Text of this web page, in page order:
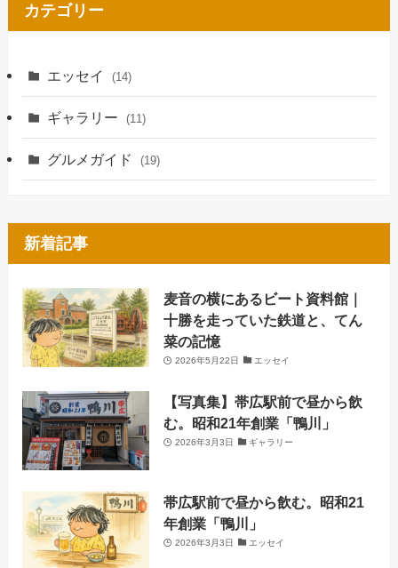
カテゴリー
エッセイ (14)
ギャラリー (11)
グルメガイド (19)
新着記事
麦音の横にあるビート資料館｜
十勝を走っていた鉄道と、てん
菜の記憶
2026年5月22日 エッセイ
【写真集】帯広駅前で昼から飲
む。昭和21年創業「鴨川」
2026年3月3日 ギャラリー
帯広駅前で昼から飲む。昭和21
年創業「鴨川」
2026年3月3日 エッセイ